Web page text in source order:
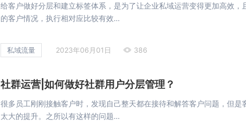
给客户做好分层和建立标签体系，是为了让企业私域运营变得更加高效，
的客户情况，执行相对应比较有效...
私域流量 2023年06月01日 386
社群运营|如何做好社群用户分层管理？
很多员工刚刚接触客户时，发现自己整天都在接待和解答客户问题，但是
太大的提升。之所以有这样的问题...